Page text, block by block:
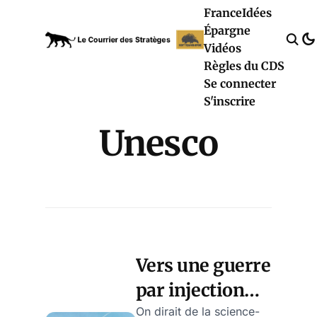
FranceIdées
Épargne
Vidéos
Règles du CDS
Se connecter
S'inscrire
Unesco
Vers une guerre
par injection
On dirait de la science-